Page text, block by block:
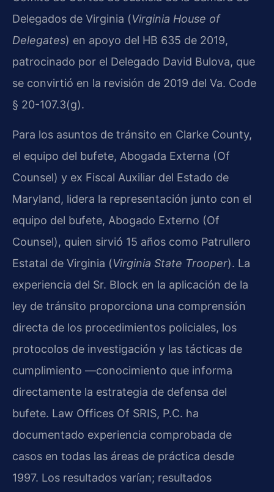
Delegados de Virginia (Virginia House of
Delegates) en apoyo del HB 635 de 2019,
patrocinado por el Delegado David Bulova, que
se convirtió en la revisión de 2019 del Va. Code
§ 20-107.3(g).
Para los asuntos de tránsito en Clarke County,
el equipo del bufete, Abogada Externa (Of
Counsel) y ex Fiscal Auxiliar del Estado de
Maryland, lidera la representación junto con el
equipo del bufete, Abogado Externo (Of
Counsel), quien sirvió 15 años como Patrullero
Estatal de Virginia (Virginia State Trooper). La
experiencia del Sr. Block en la aplicación de la
ley de tránsito proporciona una comprensión
directa de los procedimientos policiales, los
protocolos de investigación y las tácticas de
cumplimiento —conocimiento que informa
directamente la estrategia de defensa del
bufete. Law Offices Of SRIS, P.C. ha
documentado experiencia comprobada de
casos en todas las áreas de práctica desde
1997. Los resultados varían; resultados